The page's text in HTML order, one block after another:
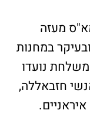
מעזה
במחנות
נועדו
חזבאללה,